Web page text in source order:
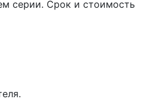
серии. Срок и стоимость